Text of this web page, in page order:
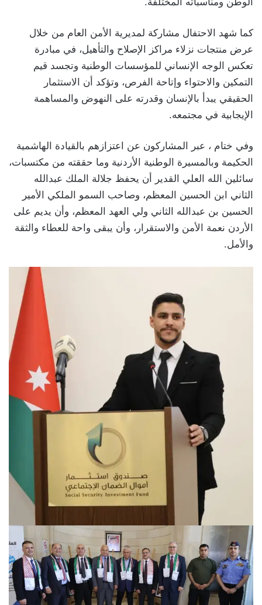
كما شهد الاحتفال مشاركة لمديرية الأمن العام من خلال
عرض منتجات نزلاء مراكز الإصلاح والتأهيل، في مبادرة
تعكس الوجه الإنساني للمؤسسات الوطنية وتجسد قيم
التمكين والاحتواء وإتاحة الفرص، وتؤكد أن الاستثمار
الحقيقي يبدأ بالإنسان وقدرته على النهوض والمساهمة
الإيجابية في مجتمعه.
وفي ختام ، عبر المشاركون عن اعتزازهم بالقيادة الهاشمية
الحكيمة وبالمسيرة الوطنية الأردنية وما حققته من مكتسبات،
سائلين الله العلي القدير أن يحفظ جلالة الملك عبدالله
الثاني ابن الحسين المعظم، وصاحب السمو الملكي الأمير
الحسين بن عبدالله الثاني ولي العهد المعظم، وأن يديم على
الأردن نعمة الأمن والاستقرار، وأن يبقى واحة للعطاء والثقة
والأمل.